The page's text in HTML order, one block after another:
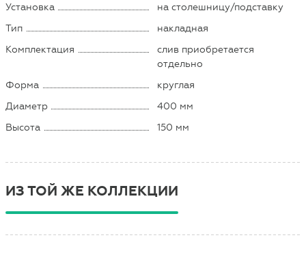
Установка
на столешницу/подставку
Тип
накладная
Комплектация
слив приобретается
отдельно
Форма
круглая
Диаметр
400 мм
Высота
150 мм
ИЗ ТОЙ ЖЕ КОЛЛЕКЦИИ